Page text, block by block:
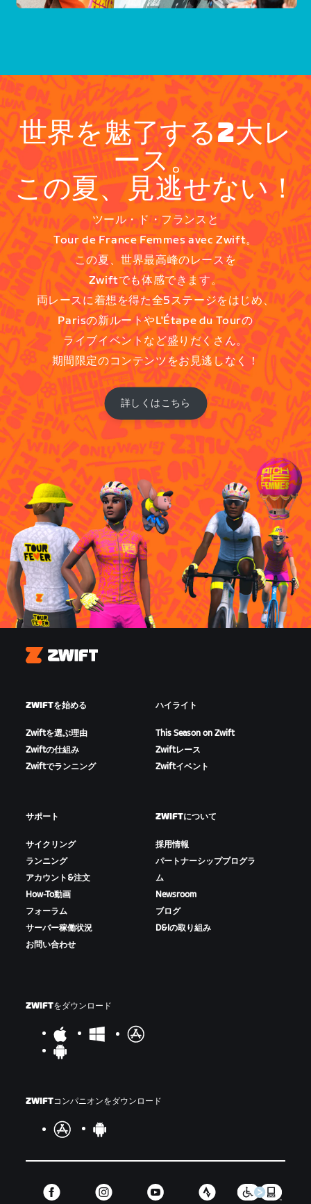
世界を魅了する2大レ
ース。
この夏、見逃せない！
ツール・ド・フランスと
Tour de France Femmes avec Zwift。
この夏、世界最高峰のレースを
Zwiftでも体感できます。
両レースに着想を得た全5ステージをはじめ、
Parisの新ルートやL'Étape du Tourの
ライブイベントなど盛りだくさん。
期間限定のコンテンツをお見逃しなく！
詳しくはこちら
Zwift
ZWIFTを始める
Zwiftを選ぶ理由
Zwiftの仕組み
Zwiftでランニング
ハイライト
This Season on Zwift
Zwiftレース
Zwiftイベント
サポート
サイクリング
ランニング
アカウント&注文
How-To動画
フォーラム
サーバー稼働状況
お問い合わせ
ZWIFTについて
採用情報
パートナーシッププログラ
ム
Newsroom
ブログ
D&Iの取り組み
ZWIFTをダウンロード
ZWIFTコンパニオンをダウンロード